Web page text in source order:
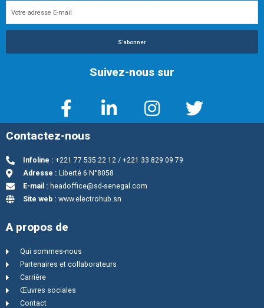
S'abonner
Suivez-nous sur
Contactez-nous
Infoline : +221 77 535 22 12 / +221 33 829 09 79
Adresse : Liberté 6 N°8058
E-mail : headoffice@sd-senegal.com
Site web : www.electrohub.sn
A propos de
Qui sommes-nous
Partenaires et collaborateurs
Carrière
Œuvres sociales
Contact